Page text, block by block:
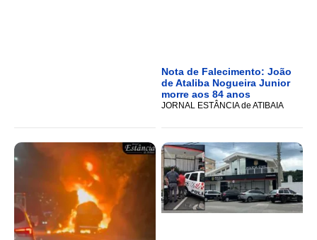
Nota de Falecimento: João
de Ataliba Nogueira Junior
morre aos 84 anos
JORNAL ESTÂNCIA de ATIBAIA